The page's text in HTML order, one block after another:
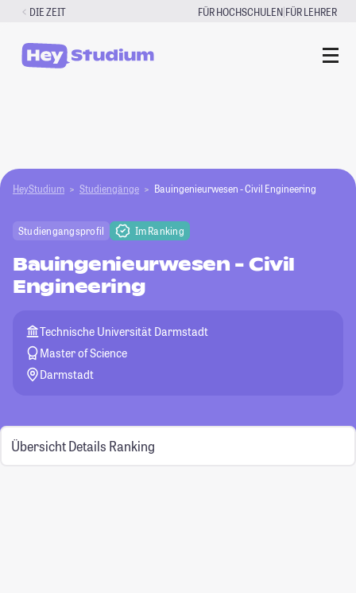
Zum
springen
DIE ZEIT FÜR HOCHSCHULEN|FÜR LEHRER
HeyStudium Studiengänge Bauingenieurwesen - Civil Engineering
Studiengangsprofil Im Ranking
Bauingenieurwesen - Civil
Engineering
Technische Universität Darmstadt
Master of Science
Darmstadt
Übersicht Details Ranking